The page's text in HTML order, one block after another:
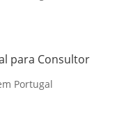
para Consultor
Portugal